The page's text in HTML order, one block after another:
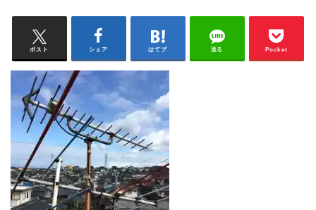
ポスト シェア はてブ 送る Pocket